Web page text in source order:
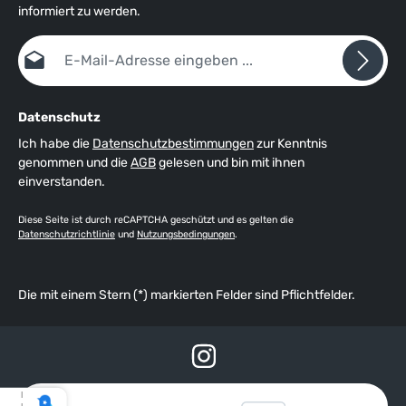
informiert zu werden.
E-Mail-Adresse*
Datenschutz
Ich habe die Datenschutzbestimmungenzur Kenntnis
genommen und dieAGBgelesen und bin mit ihnen
einverstanden.
Diese Seite ist durch reCAPTCHA geschützt und es gelten die
Datenschutzrichtlinie und Nutzungsbedingungen.
Die mit einem Stern (*) markierten Felder sind Pflichtfelder.